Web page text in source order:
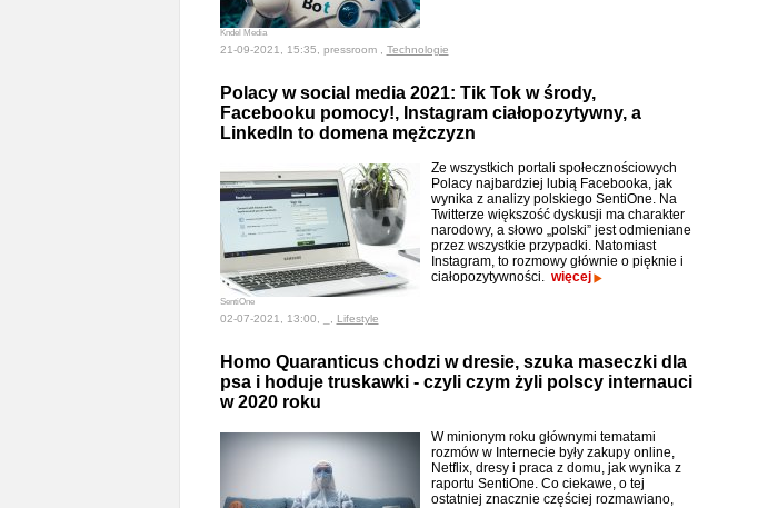
Kndel Media
21-09-2021, 15:35, pressroom , Technologie
Polacy w social media 2021: Tik Tok w środy,
Facebooku pomocy!, Instagram ciałopozytywny, a
LinkedIn to domena mężczyzn
SentiOne
Ze wszystkich portali społecznościowych
Polacy najbardziej lubią Facebooka, jak
wynika z analizy polskiego SentiOne. Na
Twitterze większość dyskusji ma charakter
narodowy, a słowo „polski” jest odmieniane
przez wszystkie przypadki. Natomiast
Instagram, to rozmowy głównie o pięknie i
ciałopozytywności. więcej
02-07-2021, 13:00, _, Lifestyle
Homo Quaranticus chodzi w dresie, szuka maseczki dla
psa i hoduje truskawki - czyli czym żyli polscy internauci
w 2020 roku
W minionym roku głównymi tematami
rozmów w Internecie były zakupy online,
Netflix, dresy i praca z domu, jak wynika z
raportu SentiOne. Co ciekawe, o tej
ostatniej znacznie częściej rozmawiano,